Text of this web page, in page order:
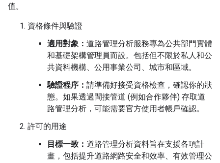
值。
資格條件與驗證
適用對象： 道路管理分析服務專為公共部門實體
和基礎架構管理員而設。包括但不限於私人和公
共資料機構、公用事業公司、城市和區域。
驗證程序： 請準備好接受資格檢查，確認你的狀
態。如果透過間接管道 (例如合作夥伴) 存取道
路管理分析，可能需要官方使用者帳戶確認。
許可的用途
目標一致： 道路管理分析資料旨在支援各項計
畫，包括提升道路網路安全和效率、有效管理公